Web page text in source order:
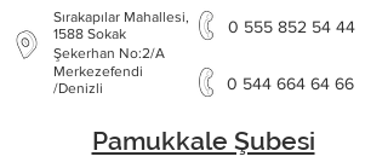
denizli delikliçınar fatma hoca
camii ci
Sırakapılar Mahallesi,
1588 Sokak
Şekerhan No:2/A
Merkezefendi
/Denizli
0 555 852 54 44
0 544 664 64 66
Pamukkale Şubesi